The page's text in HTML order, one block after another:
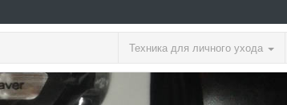
Техника для личного ухода